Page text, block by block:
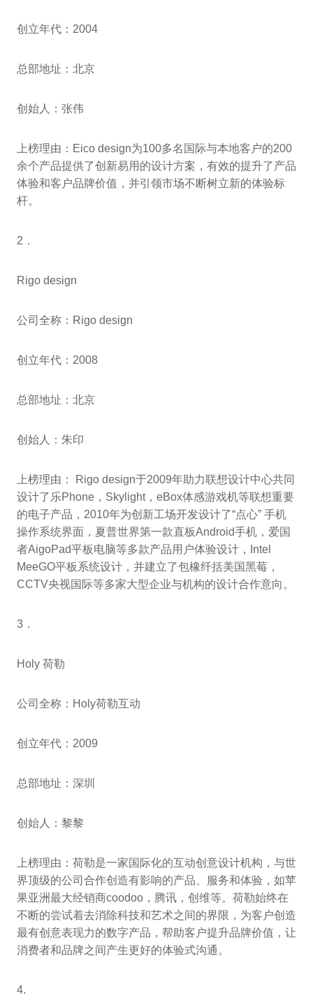
创立年代：2004
总部地址：北京
创始人：张伟
上榜理由：Eico design为100多名国际与本地客户的200
余个产品提供了创新易用的设计方案，有效的提升了产品
体验和客户品牌价值，并引领市场不断树立新的体验标
杆。
2．
Rigo design
公司全称：Rigo design
创立年代：2008
总部地址：北京
创始人：朱印
上榜理由： Rigo design于2009年助力联想设计中心共同
设计了乐Phone，Skylight，eBox体感游戏机等联想重要
的电子产品，2010年为创新工场开发设计了“点心” 手机
操作系统界面，夏普世界第一款直板Android手机，爱国
者AigoPad平板电脑等多款产品用户体验设计，Intel
MeeGO平板系统设计，并建立了包橡纤括美国黑莓，
CCTV央视国际等多家大型企业与机构的设计合作意向。
3．
Holy 荷勒
公司全称：Holy荷勒互动
创立年代：2009
总部地址：深圳
创始人：黎黎
上榜理由：荷勒是一家国际化的互动创意设计机构，与世
界顶级的公司合作创造有影响的产品、服务和体验，如苹
果亚洲最大经销商coodoo，腾讯，创维等。荷勒始终在
不断的尝试着去消除科技和艺术之间的界限，为客户创造
最有创意表现力的数字产品，帮助客户提升品牌价值，让
消费者和品牌之间产生更好的体验式沟通。
4.